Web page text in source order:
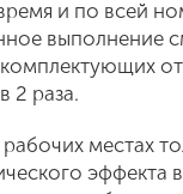
и по всей
выполнение
2 раза.
местах